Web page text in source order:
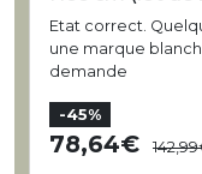
Etat correct.
une marque
demande
-45%
78,64